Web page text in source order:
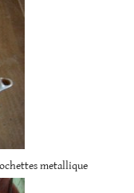
metallique